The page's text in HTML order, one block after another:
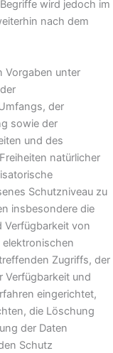
wird jedoch im
nach dem
Vorgaben unter
der
sowie der
und des
natürlicher
Schutzniveau zu
insbesondere die
Verfügbarkeit von
Zugriffs, der
Verfügbarkeit und
eingerichtet,
die Löschung
der Daten
Schutz